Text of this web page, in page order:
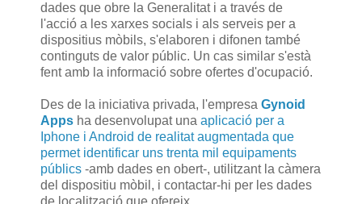
dades que obre la Generalitat i a través de
l'acció a les xarxes socials i als serveis per a
dispositius mòbils, s'elaboren i difonen també
continguts de valor públic. Un cas similar s'està
fent amb la informació sobre ofertes d'ocupació.
Des de la iniciativa privada, l'empresa Gynoid
Apps ha desenvolupat una aplicació per a
Iphone i Android de realitat augmentada que
permet identificar uns trenta mil equipaments
públics -amb dades en obert-, utilitzant la càmera
del dispositiu mòbil, i contactar-hi per les dades